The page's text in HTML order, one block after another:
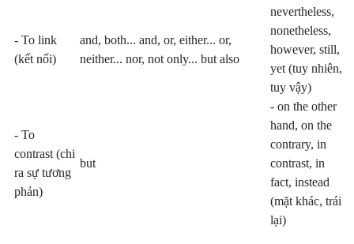
- To link
(kết nối)
and, both... and, or, either... or,
neither... nor, not only... but also
nevertheless,
nonetheless,
however, still,
yet(tuy nhiên,
tuy vậy)
- To
contrast(chi
ra sự tương
phản)
but
- on the other
hand, on the
contrary, in
contrast, in
fact, instead
(mặt khác, trái
lại)